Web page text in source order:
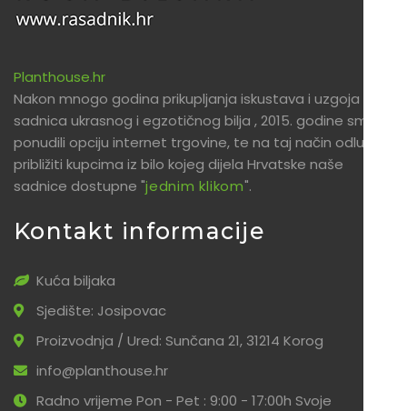
Planthouse.hr
Nakon mnogo godina prikupljanja iskustava i uzgoja
sadnica ukrasnog i egzotičnog bilja , 2015. godine smo
ponudili opciju internet trgovine, te na taj način odlučili
približiti kupcima iz bilo kojeg dijela Hrvatske naše
sadnice dostupne "jednim klikom".
Kontakt informacije
Kuća biljaka
Sjedište: Josipovac
Proizvodnja / Ured: Sunčana 21, 31214 Korog
info@planthouse.hr
Radno vrijeme Pon - Pet : 9:00 - 17:00h Svoje